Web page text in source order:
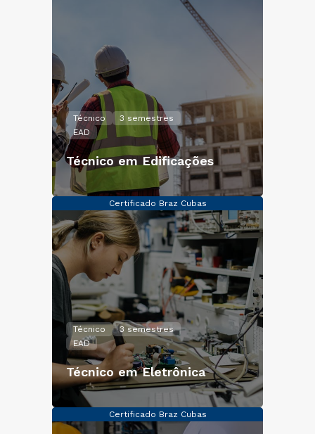
Técnico
3 semestres
EAD
Técnico em Edificações
Certificado Braz Cubas
Técnico
3 semestres
EAD
Técnico em Eletrônica
Certificado Braz Cubas